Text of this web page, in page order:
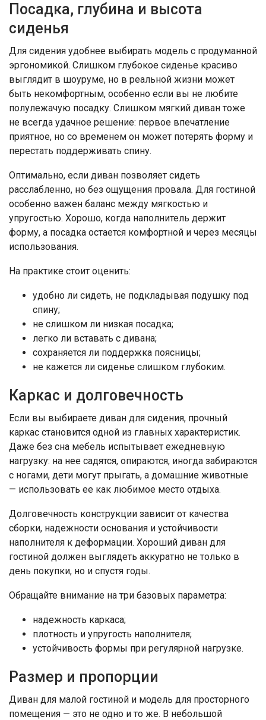
Посадка, глубина и высота
сиденья
Для сидения удобнее выбирать модель с продуманной
эргономикой. Слишком глубокое сиденье красиво
выглядит в шоуруме, но в реальной жизни может
быть некомфортным, особенно если вы не любите
полулежачую посадку. Слишком мягкий диван тоже
не всегда удачное решение: первое впечатление
приятное, но со временем он может потерять форму и
перестать поддерживать спину.
Оптимально, если диван позволяет сидеть
расслабленно, но без ощущения провала. Для гостиной
особенно важен баланс между мягкостью и
упругостью. Хорошо, когда наполнитель держит
форму, а посадка остается комфортной и через месяцы
использования.
На практике стоит оценить:
удобно ли сидеть, не подкладывая подушку под
спину;
не слишком ли низкая посадка;
легко ли вставать с дивана;
сохраняется ли поддержка поясницы;
не кажется ли сиденье слишком глубоким.
Каркас и долговечность
Если вы выбираете диван для сидения, прочный
каркас становится одной из главных характеристик.
Даже без сна мебель испытывает ежедневную
нагрузку: на нее садятся, опираются, иногда забираются
с ногами, дети могут прыгать, а домашние животные
— использовать ее как любимое место отдыха.
Долговечность конструкции зависит от качества
сборки, надежности основания и устойчивости
наполнителя к деформации. Хороший диван для
гостиной должен выглядеть аккуратно не только в
день покупки, но и спустя годы.
Обращайте внимание на три базовых параметра:
надежность каркаса;
плотность и упругость наполнителя;
устойчивость формы при регулярной нагрузке.
Размер и пропорции
Диван для малой гостиной и модель для просторного
помещения — это не одно и то же. В небольшой